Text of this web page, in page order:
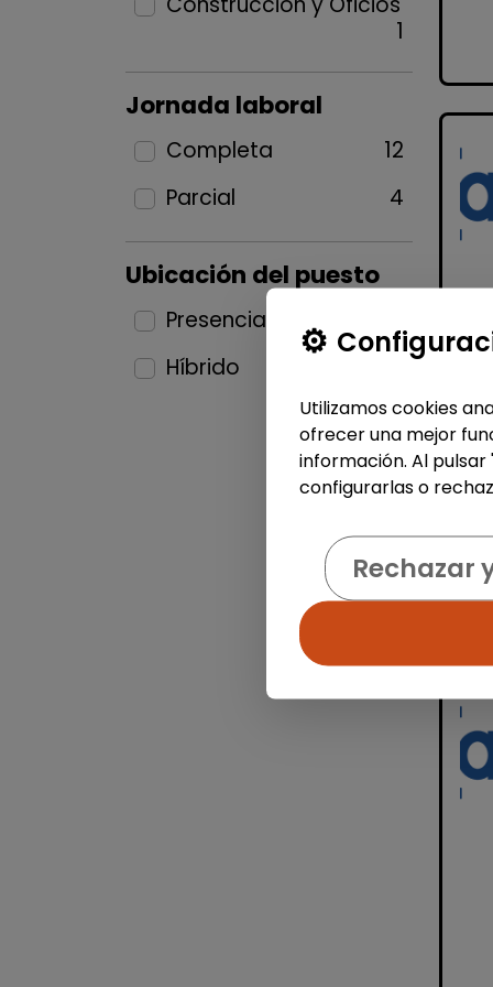
1
Jornada laboral
Completa
12
Parcial
4
Ubicación del puesto
Presencial
Híbrido
Utilizamos cookies
ofrecer una mejor
información. Al
configurarlas o
Rechazar